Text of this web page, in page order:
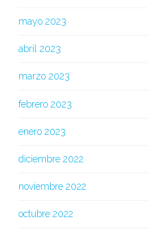
mayo 2023
abril 2023
marzo 2023
febrero 2023
enero 2023
diciembre 2022
noviembre 2022
octubre 2022